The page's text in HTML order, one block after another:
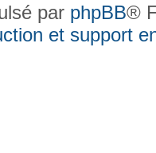
par phpBB®
et support